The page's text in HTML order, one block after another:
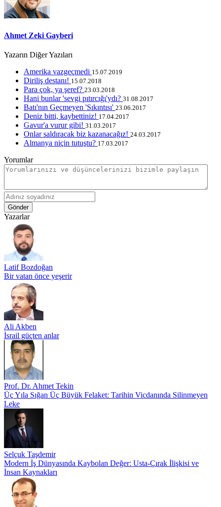
Ahmet Zeki Gayberi
Yazarın Diğer Yazıları
Amerika vazgeçmedi 15.07.2019
Diriliş destanı! 15.07.2018
Para çok, ya şeref? 23.03.2018
Hani bunlar 'sevgi pıtırcığı'ydı? 31.08.2017
Batı'nın Geçmeyen 'Sıkıntısı' 23.06.2017
Deniz bitti, kaybettiniz! 17.04.2017
Gavur'a vurur gibi! 31.03.2017
Onlar saldıracak biz kazanacağız! 24.03.2017
Almanya niçin tutuştu? 17.03.2017
Yorumlar
Gönder
Yazarlar
Latif Bozdoğan
Bir vatan önce yeşerir
Ali Akben
İsrail güçten anlar
Prof. Dr. Ahmet Tekin
Üç Yıla Sığan Üç Büyük Felaket: Tarihin Vicdanında Silinmeyen
Leke
Selçuk Taşdemir
Modern İş Dünyasında Kaybolan Değer: Usta-Çırak İlişkisi ve
İnsan Kaynakları